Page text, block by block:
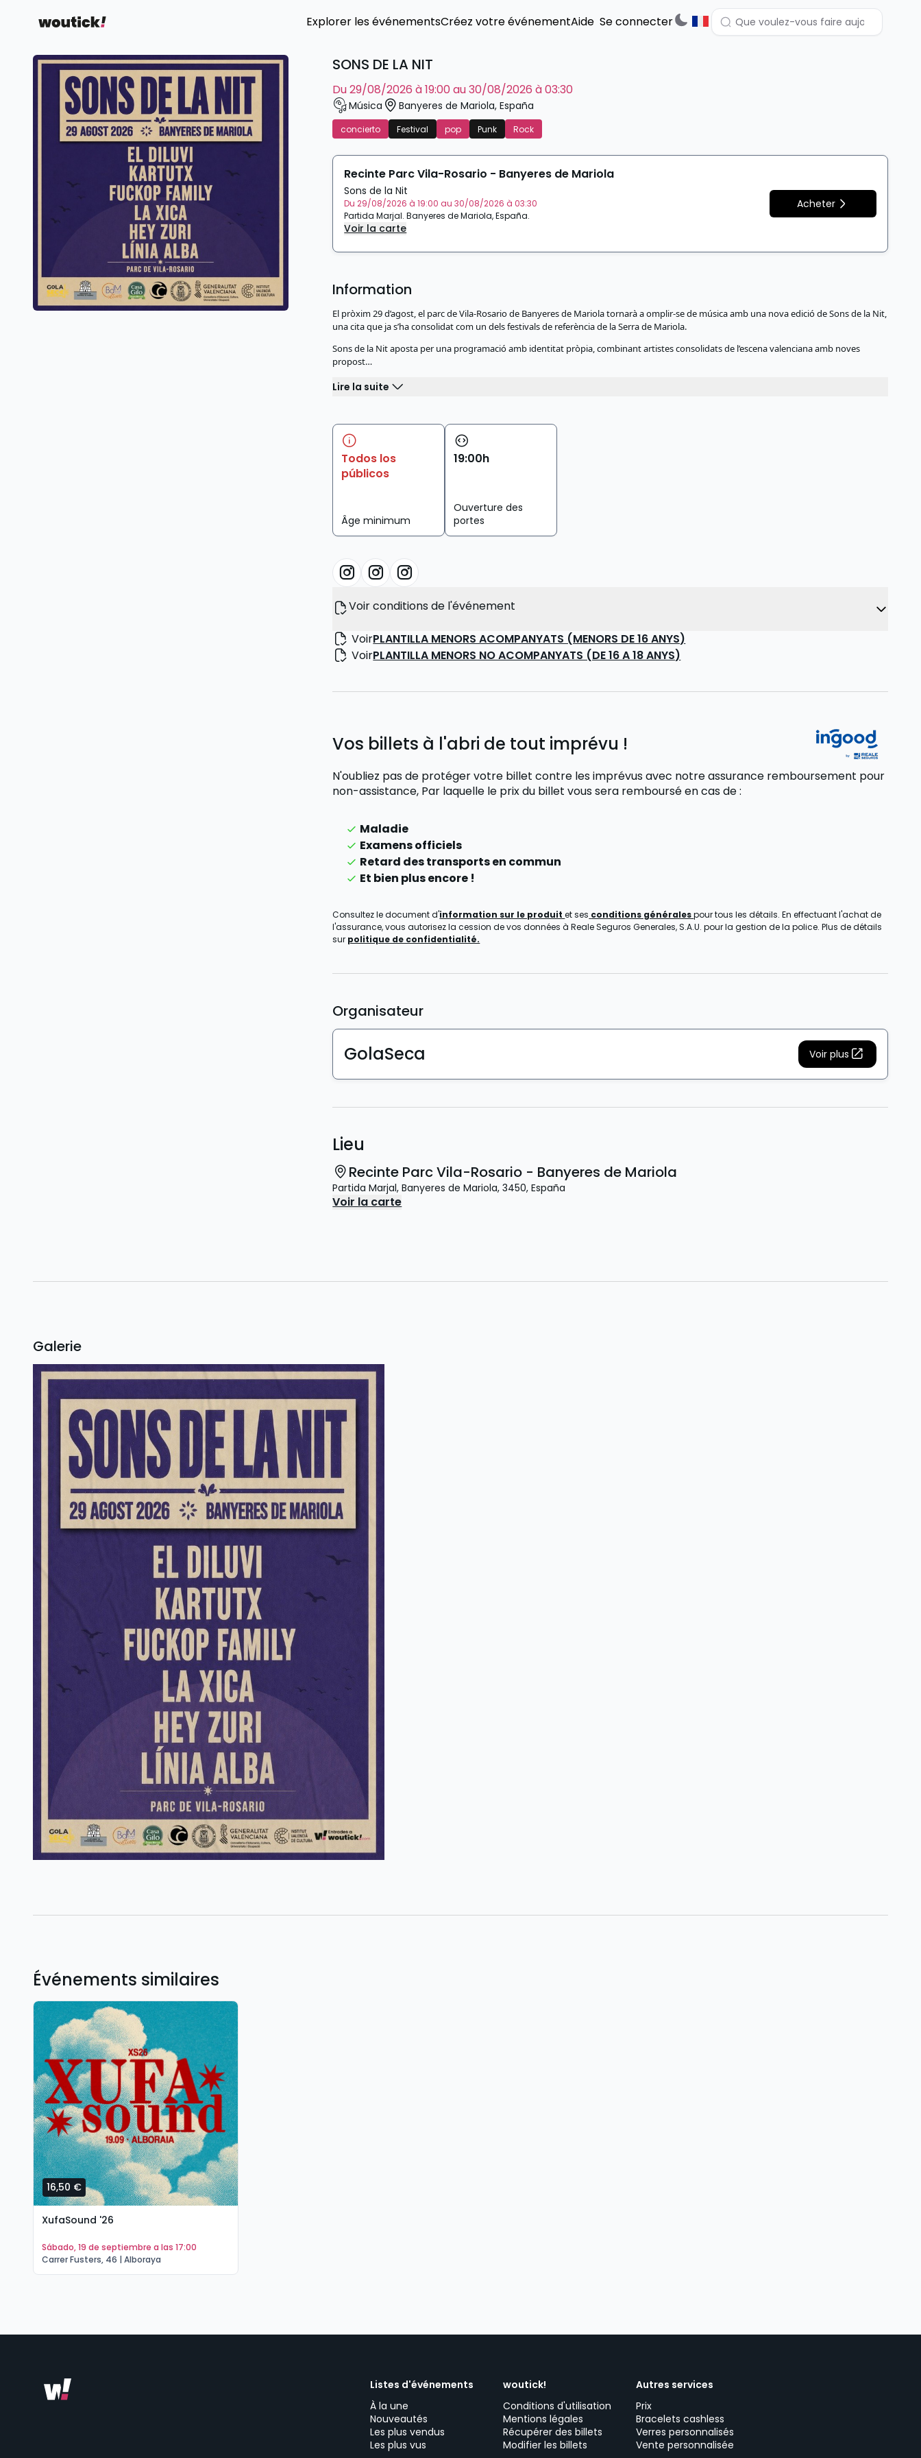
Explorer les événementsCréez votre événementAide Se connecter
SONS DE LA NIT
du 29/08/2026 à 19:00 au 30/08/2026 à 03:30
Música Banyeres de Mariola, España
concierto Festival pop Punk Rock
Recinte Parc Vila-Rosario - Banyeres de Mariola
Sons de la Nit
Du 29/08/2026 à 19:00 au 30/08/2026 à 03:30
Partida Marjal.Banyeres de Mariola,España.
Voir la carte
Acheter
Information
El pròxim 29 d’agost, el parc de Vila-Rosario de Banyeres de Mariola tornarà a omplir-se de música amb una nova edició de Sons de la Nit,
una cita que ja s’ha consolidat com un dels festivals de referència de la Serra de Mariola.
Sons de la Nit aposta per una programació amb identitat pròpia, combinant artistes consolidats de l’escena valenciana amb noves
propost…
Lire la suite
Todos los
públicos
Âge minimum
19:00h
Ouverture des
portes
Voir conditions de l'événement
VoirPLANTILLA MENORS ACOMPANYATS (MENORS DE 16 ANYS)
VoirPLANTILLA MENORS NO ACOMPANYATS (DE 16 A 18 ANYS)
Vos billets à l'abri de tout imprévu !
N'oubliez pas de protéger votre billet contre les imprévus avec notre assurance remboursement pour
non-assistance, Par laquelle le prix du billet vous sera rembourséen cas de:
Maladie
Examens officiels
Retard des transports en commun
Et bien plus encore !
Consultez le document d'information sur le produitet ses conditions généralespour tous les détails. En effectuant l'achat de
l'assurance, vous autorisez la cession de vos données à Reale Seguros Generales, S.A.U. pour la gestion de la police. Plus de détails
sur politique de confidentialité.
Organisateur
GolaSeca Voir plus
Lieu
Recinte Parc Vila-Rosario - Banyeres de Mariola
Partida Marjal, Banyeres de Mariola, 3450, España
Voir la carte
Galerie
Événements similaires
16,50 €
XufaSound '26
sábado, 19 de septiembre a las 17:00
Carrer Fusters, 46 | Alboraya
Listes d'événements
À la une
Nouveautés
Les plus vendus
Les plus vus
woutick!
Conditions d'utilisation
Mentions légales
Récupérer des billets
Modifier les billets
Autres services
Prix
Bracelets cashless
Verres personnalisés
Vente personnalisée